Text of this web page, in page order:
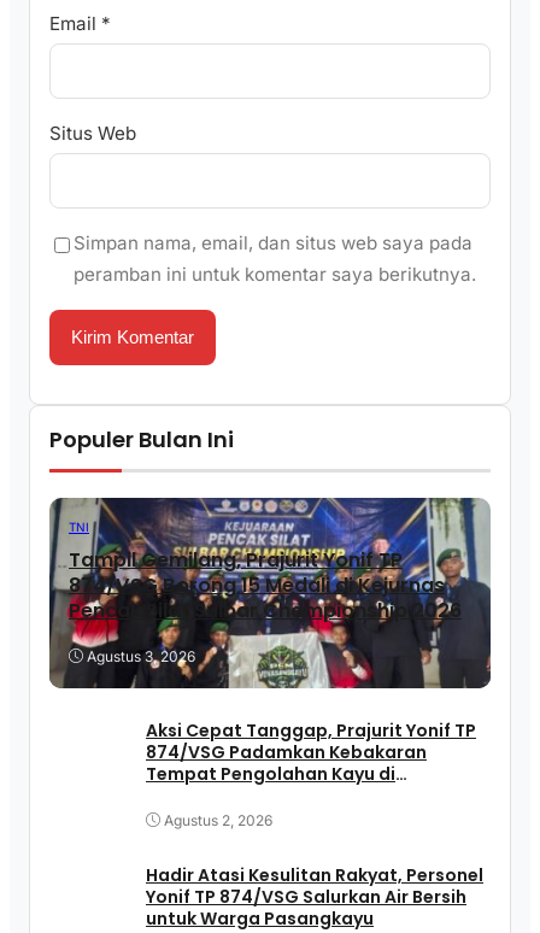
Email *
Situs Web
Simpan nama, email, dan situs web saya pada
peramban ini untuk komentar saya berikutnya.
Populer Bulan Ini
TNI
Tampil Gemilang, Prajurit Yonif TP
874/VSG Borong 15 Medali di Kejurnas
Pencak Silat Sulbar Championship 2026
Agustus 3, 2026
Aksi Cepat Tanggap, Prajurit Yonif TP
874/VSG Padamkan Kebakaran
Tempat Pengolahan Kayu di
Agustus 2, 2026
Hadir Atasi Kesulitan Rakyat, Personel
Yonif TP 874/VSG Salurkan Air Bersih
untuk Warga Pasangkayu